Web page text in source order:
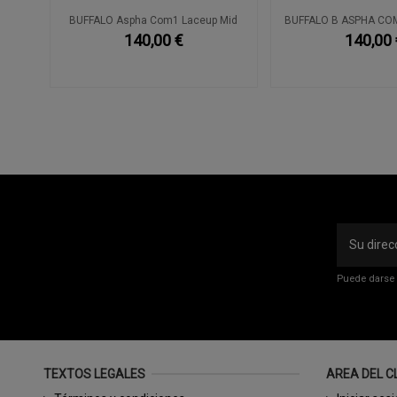
BUFFALO Aspha Com1 Laceup Mid
140,00 €
BUFFALO B ASPHA
140,00
Puede
TEXTOS LEGALES
AREA DEL